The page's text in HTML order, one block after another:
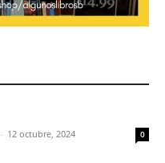
- 12 octubre, 2024 0